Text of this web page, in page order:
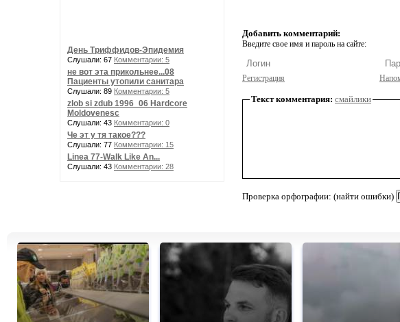
День Триффидов-Эпидемия
Слушали: 67 Комментарии: 5
не вот эта прикольнее...08
Пациенты утопили санитара
Слушали: 89 Комментарии: 5
zlob si zdub 1996_06 Hardcore
Moldovenesc
Слушали: 43 Комментарии: 0
Че эт у тя такое???
Слушали: 77 Комментарии: 15
Linea 77-Walk Like An...
Слушали: 43 Комментарии: 28
Добавить комментарий:
Введите свое имя и пароль на сайте:
Регистрация
Текст комментария: смайлики
Проверка орфографии: (найти ошибки)